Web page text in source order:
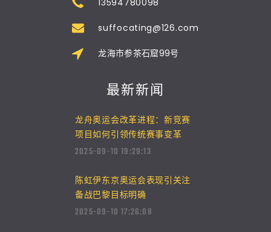
suffocating@126.com
龙海市参茶石窟99号
最新新闻
龙舟奥运会改革进程：新竞赛
项目如何引领传统赛事变革
2025-09-10 19:29:13
陈虹伊东京奥运会表现引关注
备战巴黎目标明确
2025-09-10 17:26:08